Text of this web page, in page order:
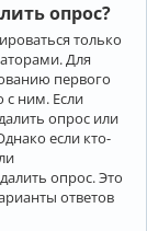
опрос?
только
Для
первого
с ним. Если
опрос или
если кто-
опрос. Это
ответов